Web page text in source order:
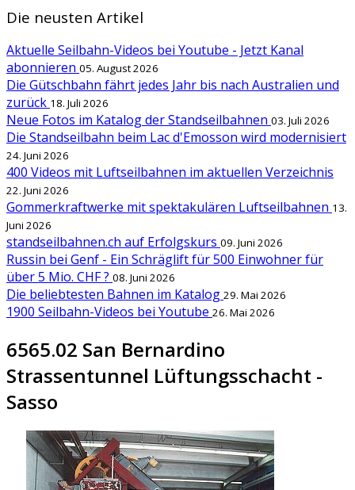
Die neusten Artikel
Aktuelle Seilbahn-Videos bei Youtube - Jetzt Kanal
abonnieren 05. August 2026
Die Gütschbahn fährt jedes Jahr bis nach Australien und
zurück 18. Juli 2026
Neue Fotos im Katalog der Standseilbahnen 03. Juli 2026
Die Standseilbahn beim Lac d'Emosson wird modernisiert
24. Juni 2026
400 Videos mit Luftseilbahnen im aktuellen Verzeichnis
22. Juni 2026
Gommerkraftwerke mit spektakulären Luftseilbahnen 13.
Juni 2026
standseilbahnen.ch auf Erfolgskurs 09. Juni 2026
Russin bei Genf - Ein Schräglift für 500 Einwohner für
über 5 Mio. CHF ? 08. Juni 2026
Die beliebtesten Bahnen im Katalog 29. Mai 2026
1900 Seilbahn-Videos bei Youtube 26. Mai 2026
6565.02 San Bernardino
Strassentunnel Lüftungsschacht -
Sasso